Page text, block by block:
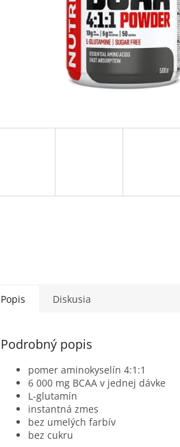
Popis Diskusia
Podrobný popis
pomer aminokyselín 4:1:1
6 000 mg BCAA v jednej dávke
L-glutamín
instantná zmes
bez umelých farbív
bez cukru